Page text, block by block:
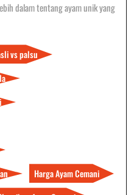
dalam tentang ayam unik yang
vs palsu
Harga Ayam Cemani